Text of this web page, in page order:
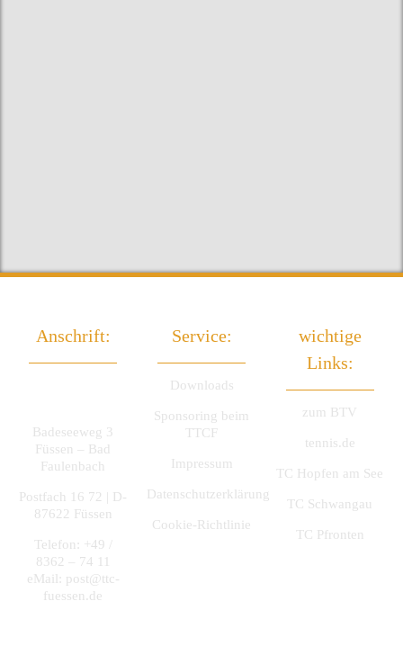
Anschrift:
Badeseeweg 3
Füssen – Bad
Faulenbach
Postfach 16 72 | D-
87622 Füssen
Telefon: +49 /
8362 – 74 11
eMail: post@ttc-
fuessen.de
Service:
Downloads
Sponsoring beim
TTCF
Impressum
Datenschutzerklärung
Cookie-Richtlinie
wichtige
Links:
zum BTV
tennis.de
TC Hopfen am See
TC Schwangau
TC Pfronten